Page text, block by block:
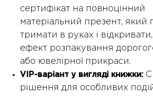
сертифікат на повноцінний
матеріальний презент, який
тримати в руках і
ефект розпакування
або ювелірної прикраси.
VIP-варіант у вигляді книжки:
рішення для особливих